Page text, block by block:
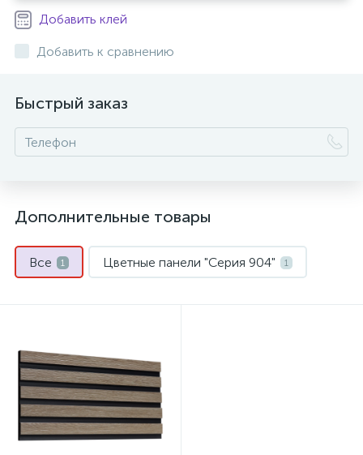
Добавить клей
Добавить к сравнению
Быстрый заказ
Дополнительные товары
Все 1 Цветные панели "Серия 904" 1